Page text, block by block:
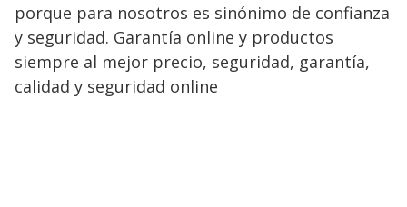
porque para nosotros es sinónimo de confianza
y seguridad. Garantía online y productos
siempre al mejor precio, seguridad, garantía,
calidad y seguridad online